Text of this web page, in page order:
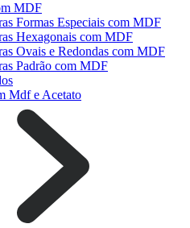
MDF
Formas Especiais com MDF
Hexagonais com MDF
Ovais e Redondas com MDF
Padrão com MDF
Mdf e Acetato